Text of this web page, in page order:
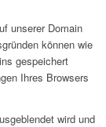
unserer Domain
können wie
gespeichert
Ihres Browsers
wird und